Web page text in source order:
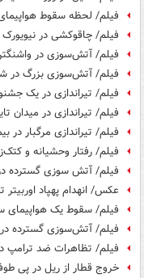
فیلم/ لحظه سقوط
فیلم/ چاقوکشی در
فیلم/ آتش‌سوزی در
فیلم/ آتش‌سوزی بزرگ در
فیلم/ تیراندازی در یک
فیلم/ تیراندازی در میدان
فیلم/ ‌تیراندازی مرگبار در
فیلم/ رفتار وحشیانه و
فیلم/ آتش سوزی گسترده
عکس/ انهدام پهپاد
فیلم/ سقوط یک هواپیمای
فیلم/ آتش‌سوزی گسترده در
فیلم/ تظاهرات ضد ترامپ
خروج قطار از ریل در پی